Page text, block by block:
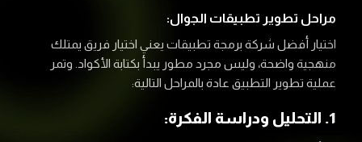
مراحل تطوير تطبيقات الجوال:
اختيار أفضل شركة برمجة تطبيقات يعني اختيار فريق يمتلك
منهجية واضحة، وليس مجرد مطور يبدأ بكتابة الأكواد. وتمر
عملية تطوير التطبيق عادة بالمراحل التالية:
1. التحليل ودراسة الفكرة: